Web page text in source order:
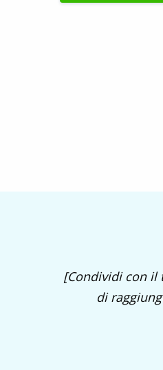
[Condividi con
di